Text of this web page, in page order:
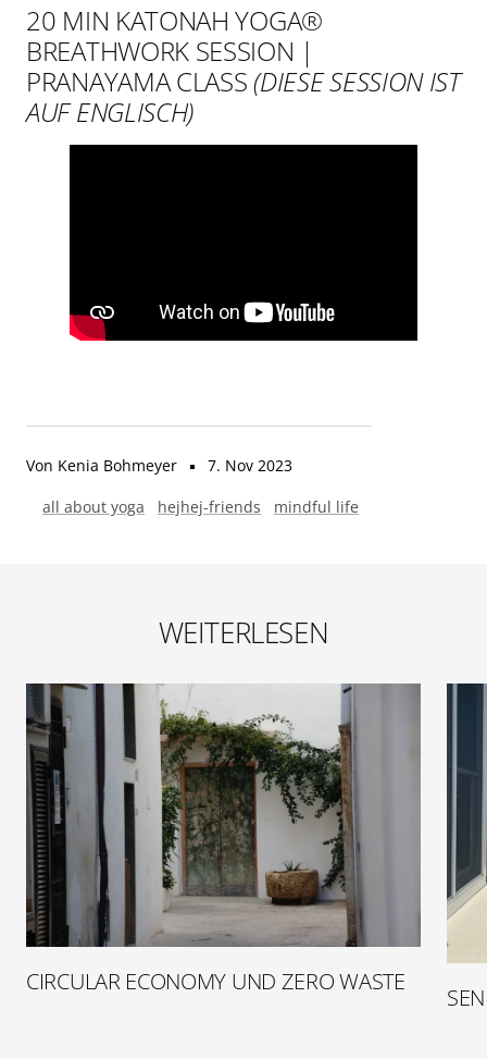
Von Kenia Bohmeyer
7. Nov 2023
all about yoga
hejhej-friends mindful life
20 MIN KATONAH YOGA®
BREATHWORK SESSION |
PRANAYAMA CLASS(DIESE SESSION IST
AUF ENGLISCH)
WEITERLESEN
CIRCULAR ECONOMY UND ZERO WASTE